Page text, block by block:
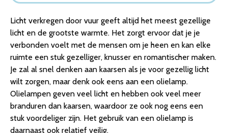
Licht verkregen door vuur geeft altijd het meest gezellige
licht en de grootste warmte. Het zorgt ervoor dat je je
verbonden voelt met de mensen om je heen en kan elke
ruimte een stuk gezelliger, knusser en romantischer maken.
Je zal al snel denken aan kaarsen als je voor gezellig licht
wilt zorgen, maar denk ook eens aan een olielamp.
Olielampen geven veel licht en hebben ook veel meer
branduren dan kaarsen, waardoor ze ook nog eens een
stuk voordeliger zijn. Het gebruik van een olielamp is
daarnaast ook relatief veilig.